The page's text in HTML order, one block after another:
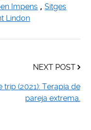
Impens , Sitges
Lindon
NEXT POST
trip (2021): Terapia de
pareja extrema.